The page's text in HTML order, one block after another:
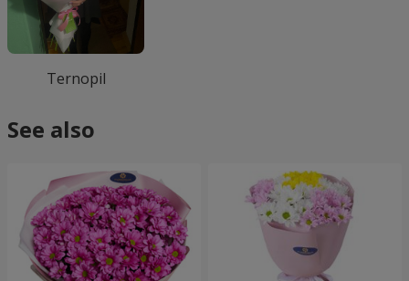
Ternopil
See also